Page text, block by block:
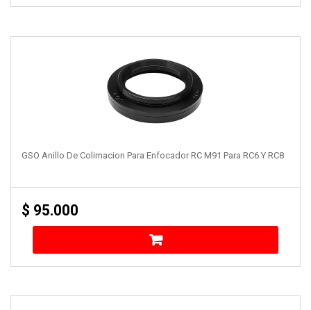
GSO Anillo De Colimacion Para Enfocador RC M91 Para RC6 Y RC8
$ 95.000